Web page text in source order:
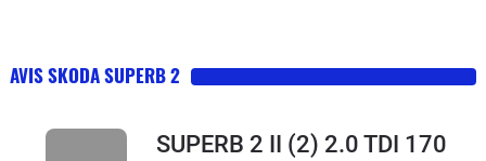
AVIS SKODA SUPERB 2
SUPERB 2 II (2) 2.0 TDI 170